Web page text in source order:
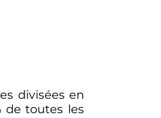
divisées en
de toutes les